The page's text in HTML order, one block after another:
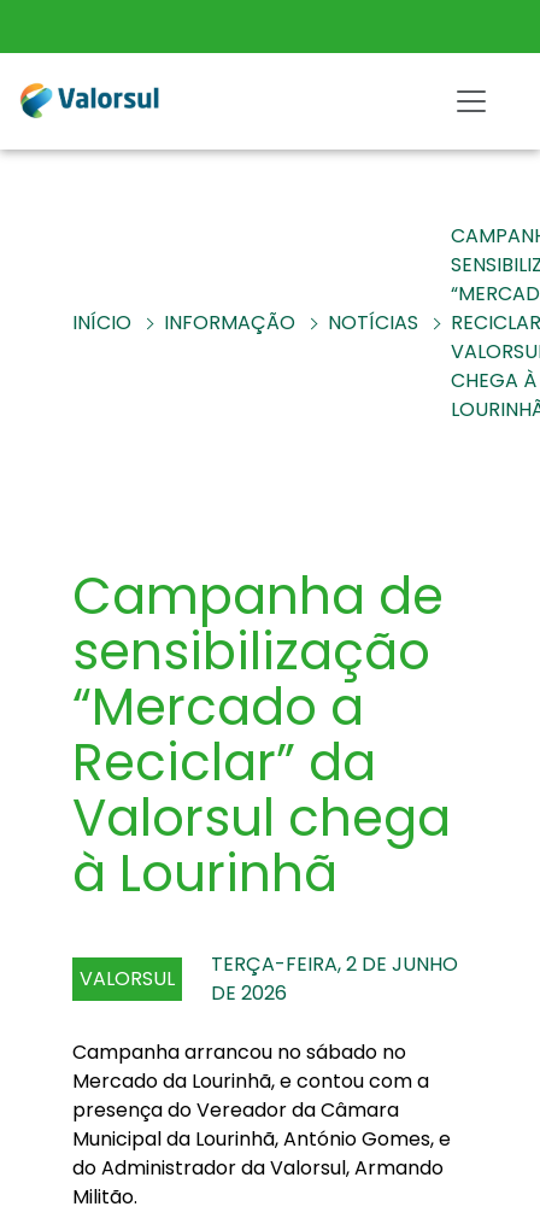
INÍCIO INFORMAÇÃO NOTÍCIAS
CHEGA À
Campanha de
sensibilização
“Mercado a
Reciclar” da
Valorsul chega
à Lourinhã
VALORSUL
TERÇA-FEIRA, 2 DE JUNHO
DE 2026
Campanha arrancou no sábado no
Mercado da Lourinhã, e contou com a
presença do Vereador da Câmara
Municipal da Lourinhã, António Gomes, e
do Administrador da Valorsul, Armando
Militão.